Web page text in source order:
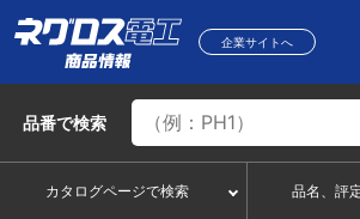
企業サイトへ
品番で検索
カタログページで検索 品名、評